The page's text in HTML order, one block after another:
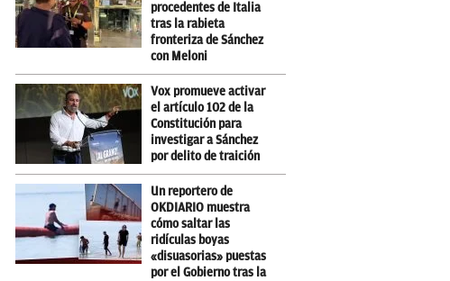
procedentes de Italia
tras la rabieta
fronteriza de Sánchez
con Meloni
Vox promueve activar
el artículo 102 de la
Constitución para
investigar a Sánchez
por delito de traición
Un reportero de
OKDIARIO muestra
cómo saltar las
ridículas boyas
«disuasorias» puestas
por el Gobierno tras la